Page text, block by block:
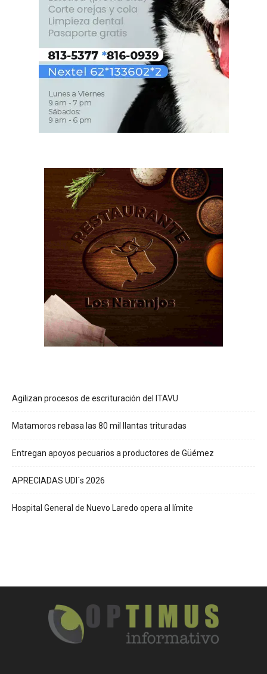
Agilizan procesos de escrituración del ITAVU
Matamoros rebasa las 80 mil llantas trituradas
Entregan apoyos pecuarios a productores de Güémez
APRECIADAS UDI´s 2026
Hospital General de Nuevo Laredo opera al límite